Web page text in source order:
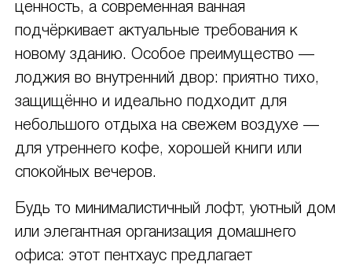
ценность, а современная ванная
подчёркивает актуальные требования к
новому зданию. Особое преимущество —
лоджия во внутренний двор: приятно тихо,
защищённо и идеально подходит для
небольшого отдыха на свежем воздухе —
для утреннего кофе, хорошей книги или
спокойных вечеров.
Будь то минималистичный лофт, уютный дом
или элегантная организация домашнего
офиса: этот пентхаус предлагает